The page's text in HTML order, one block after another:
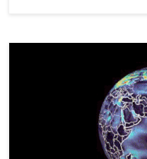
구모양 퓨리에 신경망 연산